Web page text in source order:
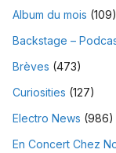
Album du mois (109)
Backstage –
Brèves (473)
Curiosities (127)
Electro News (986)
En Concert Chez